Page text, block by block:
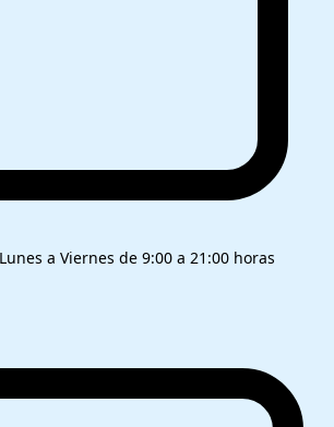
a Viernes de 9:00 a 21:00 horas